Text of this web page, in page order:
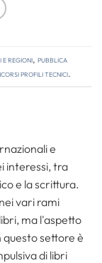
regioni, Pubblica
profili tecnici.
e
interessi, tra
e la scrittura.
vari rami
ma l'aspetto
questo settore è
di libri